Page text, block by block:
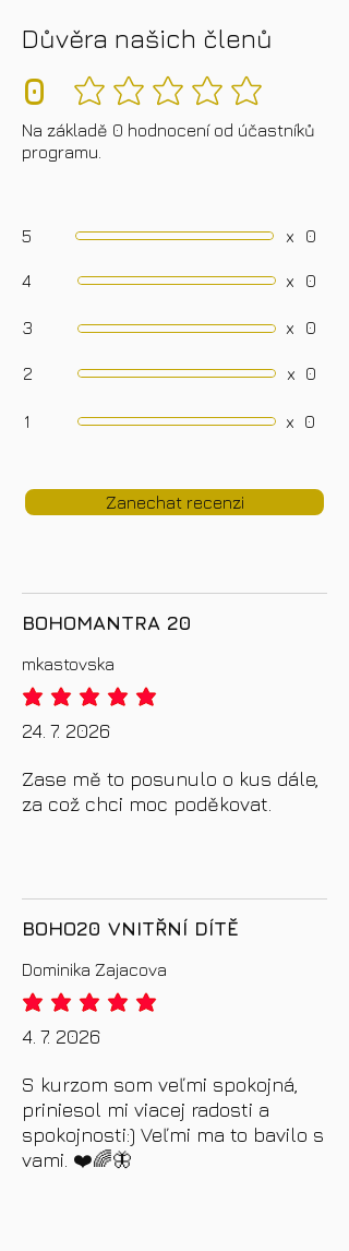
Důvěra našich členů
0 Zatiaľ žiadne hodnotenia
Na základě 0 hodnocení od účastníků
programu.
5 x 0
4 x 0
3 x 0
2 x 0
1 x 0
Zanechat recenzi
BOHOMANTRA 20
mkastovska
priemerné hodnotenie je 5 z 5
24. 7. 2026
Zase mě to posunulo o kus dále,
za což chci moc poděkovat.
BOHO20 VNITŘNÍ DÍTĚ
Dominika Zajacova
priemerné hodnotenie je 5 z 5
4. 7. 2026
S kurzom som veľmi spokojná,
priniesol mi viacej radosti a
spokojnosti:) Veľmi ma to bavilo s
vami. ❤️🌈🦋